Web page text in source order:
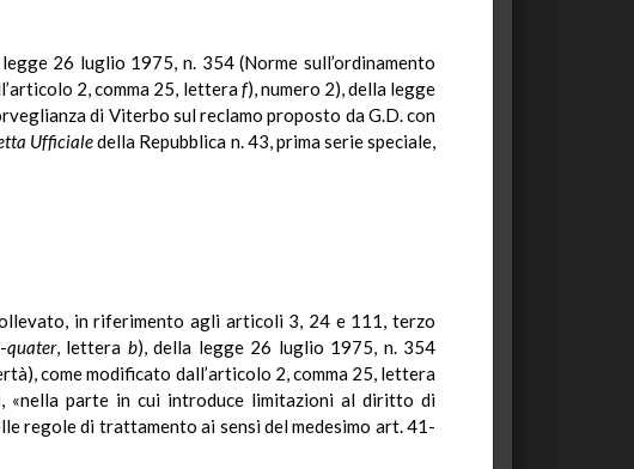
26 luglio 1975, n. 354 (Norme sull’ordinamento
2, comma 25, letteraf), numero 2), della legge
di Viterbo sul reclamo proposto da G.D. con
Ufficialedella Repubblica n. 43, prima serie speciale,
in riferimento agli articoli 3, 24 e 111, terzo
quater, lettera b), della legge 26 luglio 1975, n. 354
come modificato dall’articolo 2, comma 25, lettera
«nella parte in cui introduce limitazioni al diritto di
regole di trattamento ai sensi del medesimo art. 41-